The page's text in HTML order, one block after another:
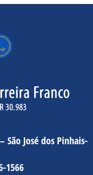
São José dos Pinhais-
1566